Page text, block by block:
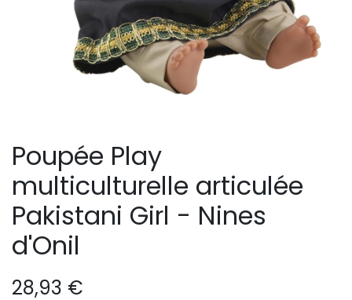
Poupée Play
multiculturelle articulée
Pakistani Girl - Nines
d'Onil
28,93 €